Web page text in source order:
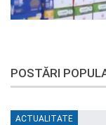
POSTĂRI
ACTUALITATE